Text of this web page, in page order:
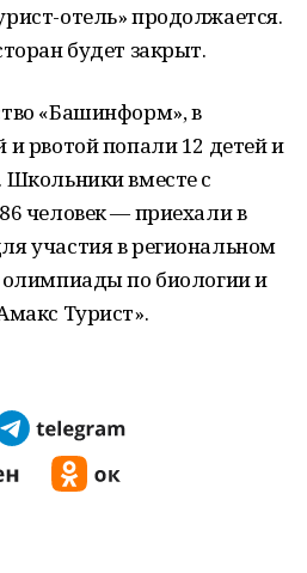
отель» продолжается.
будет закрыт.
«Башинформ», в
рвотой попали 12 детей и
Школьники вместе с
человек — приехали в
участия в региональном
олимпиады по биологии и
Турист».